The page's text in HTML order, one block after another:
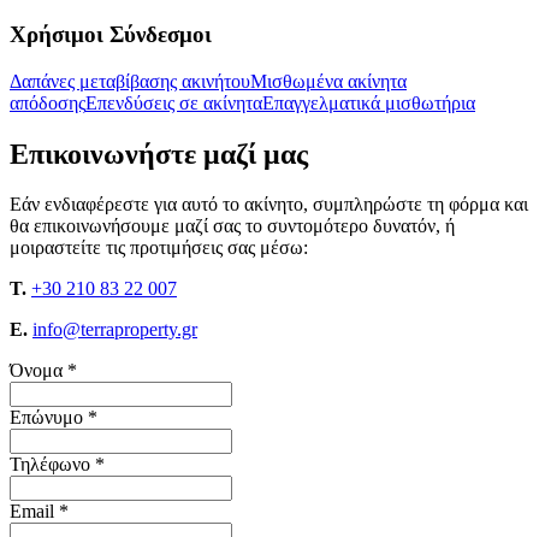
Χρήσιμοι Σύνδεσμοι
Δαπάνες μεταβίβασης ακινήτουΜισθωμένα ακίνητα
απόδοσηςΕπενδύσεις σε ακίνηταΕπαγγελματικά μισθωτήρια
Επικοινωνήστε μαζί μας
Εάν ενδιαφέρεστε για αυτό το ακίνητο, συμπληρώστε τη φόρμα και
θα επικοινωνήσουμε μαζί σας το συντομότερο δυνατόν, ή
μοιραστείτε τις προτιμήσεις σας μέσω:
T. +30 210 83 22 007
E. info@terraproperty.gr
Όνομα *
Επώνυμο *
Τηλέφωνο *
Email *